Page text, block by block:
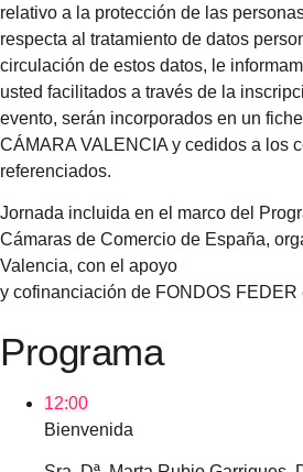
relativo a la protección de las
respecta al tratamiento de datos
circulación de estos datos, le
usted facilitados a través de la
evento, serán incorporados en un
CÁMARA VALENCIA y cedidos a los
referenciados.
Jornada incluida en el marco del
Cámaras de Comercio de España,
Valencia, con el apoyo
y cofinanciación de FONDOS FEDER
Programa
12:00
Bienvenida